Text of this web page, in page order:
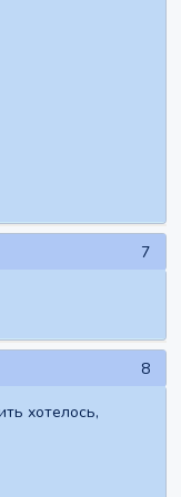
7
8
хотелось,